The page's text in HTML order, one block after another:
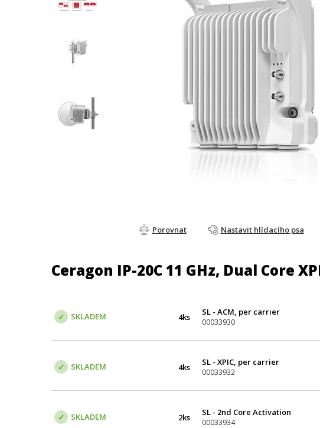
Porovnat Nastavit hlídacího psa
Ceragon IP-20C 11 GHz, Dual Core
SKLADEM 4ks SL - ACM, per carrier
00033930
SKLADEM 4ks SL - XPIC, per carrier
00033932
SKLADEM 2ks SL - 2nd Core Activation
00033934